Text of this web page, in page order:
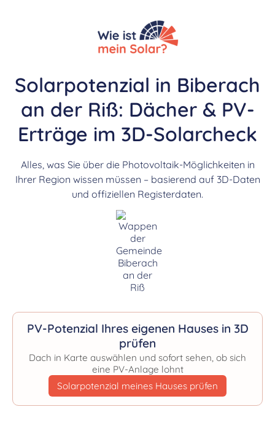
Solarpotenzial in Biberach
an der Riß: Dächer & PV-
Erträge im 3D-Solarcheck
Alles, was Sie über die Photovoltaik-Möglichkeiten in
Ihrer Region wissen müssen – basierend auf 3D-Daten
und offiziellen Registerdaten.
PV-Potenzial Ihres eigenen Hauses in 3D
prüfen
Dach in Karte auswählen und sofort sehen, ob sich
eine PV-Anlage lohnt
Solarpotenzial meines Hauses prüfen